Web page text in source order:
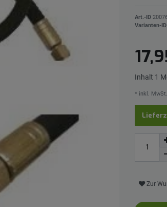
Art.-ID
Varianten-ID
Inhalt 1
* inkl. MwSt.
Zur